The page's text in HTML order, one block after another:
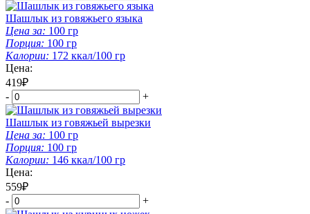
Шашлык из говяжьего языка
Цена за: 100 гр
Порция: 100 гр
Калории: 172 ккал/100 гр
Цена:
419₽
-
+
Шашлык из говяжьей вырезки
Цена за: 100 гр
Порция: 100 гр
Калории: 146 ккал/100 гр
Цена:
559₽
-
+